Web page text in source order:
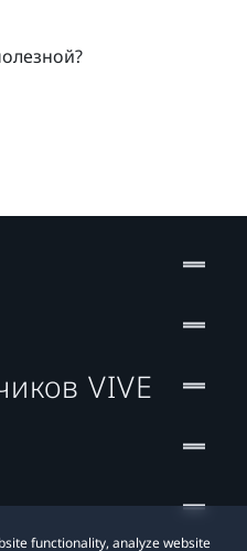
functionality, analyze website
VIVE